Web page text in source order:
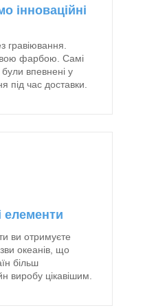
інноваційні
гравіювання.
фарбою. Самі
впевнені у
під час доставки.
елементи
ви отримуєте
океанів, що
більш
виробу цікавішим.